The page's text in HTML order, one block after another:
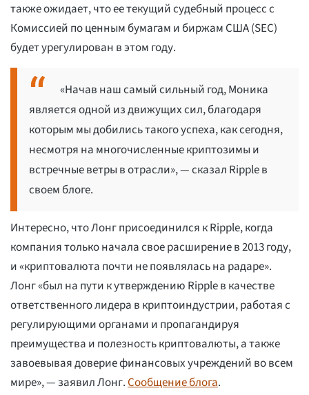
также ожидает, что ее текущий судебный процесс с
Комиссией по ценным бумагам и биржам США (SEC)
будет урегулирован в этом году.
«Начав наш самый сильный год, Моника
является одной из движущих сил, благодаря
которым мы добились такого успеха, как сегодня,
несмотря на многочисленные криптозимы и
встречные ветры в отрасли», — сказал Ripple в
своем блоге.
Интересно, что Лонг присоединился к Ripple, когда
компания только начала свое расширение в 2013 году,
и «криптовалюта почти не появлялась на радаре».
Лонг «был на пути к утверждению Ripple в качестве
ответственного лидера в криптоиндустрии, работая с
регулирующими органами и пропагандируя
преимущества и полезность криптовалюты, а также
завоевывая доверие финансовых учреждений во всем
мире», — заявил Лонг.Сообщение блога.